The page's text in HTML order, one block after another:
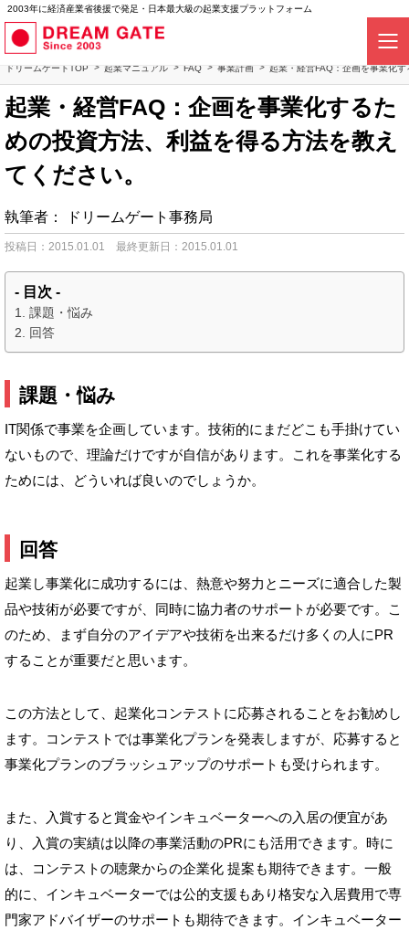
2003年に経済産業省後援で発足・日本最大級の起業支援プラットフォーム
ドリームゲートTOP 起業マニュアル FAQ 事業計画 起業・経営FAQ：企画を事業化
起業・経営FAQ：企画を事業化するた
めの投資方法、利益を得る方法を教え
てください。
執筆者： ドリームゲート事務局
投稿日：2015.01.01 最終更新日：2015.01.01
- 目次 -
課題・悩み
回答
課題・悩み
IT関係で事業を企画しています。技術的にまだどこも手掛けてい
ないもので、理論だけですが自信があります。これを事業化する
ためには、どういれば良いのでしょうか。
回答
起業し事業化に成功するには、熱意や努力とニーズに適合した製
品や技術が必要ですが、同時に協力者のサポートが必要です。こ
のため、まず自分のアイデアや技術を出来るだけ多くの人にPR
することが重要だと思います。
この方法として、起業化コンテストに応募されることをお勧めし
ます。コンテストでは事業化プランを発表しますが、応募すると
事業化プランのブラッシュアップのサポートも受けられます。
また、入賞すると賞金やインキュベーターへの入居の便宜があ
り、入賞の実績は以降の事業活動のPRにも活用できます。時に
は、コンテストの聴衆からの企業化 提案も期待できます。一般
的に、インキュベーターでは公的支援もあり格安な入居費用で専
門家アドバイザーのサポートも期待できます。インキュベーター